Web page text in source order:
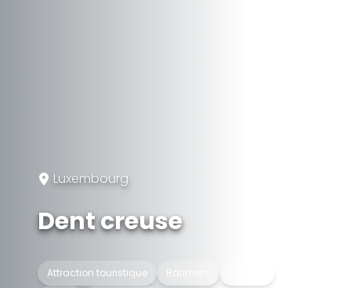
Luxembourg
Dent creuse
Attraction touristique Bâtiment